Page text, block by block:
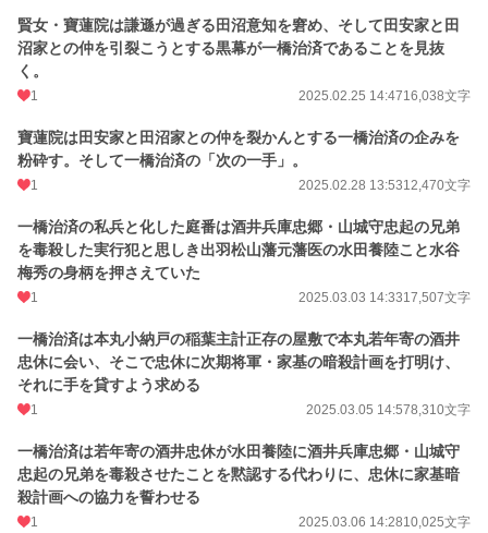
賢女・寶蓮院は謙遜が過ぎる田沼意知を窘め、そして田安家と田
沼家との仲を引裂こうとする黒幕が一橋治済であることを見抜
く。
1 2025.02.25 14:4716,038文字
寶蓮院は田安家と田沼家との仲を裂かんとする一橋治済の企みを
粉砕す。そして一橋治済の「次の一手」。
1 2025.02.28 13:5312,470文字
一橋治済の私兵と化した庭番は酒井兵庫忠郷・山城守忠起の兄弟
を毒殺した実行犯と思しき出羽松山藩元藩医の水田養陸こと水谷
梅秀の身柄を押さえていた
1 2025.03.03 14:3317,507文字
一橋治済は本丸小納戸の稲葉主計正存の屋敷で本丸若年寄の酒井
忠休に会い、そこで忠休に次期将軍・家基の暗殺計画を打明け、
それに手を貸すよう求める
1 2025.03.05 14:578,310文字
一橋治済は若年寄の酒井忠休が水田養陸に酒井兵庫忠郷・山城守
忠起の兄弟を毒殺させたことを黙認する代わりに、忠休に家基暗
殺計画への協力を誓わせる
1 2025.03.06 14:2810,025文字